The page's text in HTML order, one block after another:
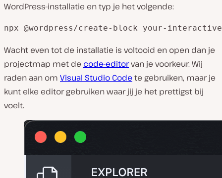
WordPress-installatie en typ je het volgende:
npx @wordpress/create-block your-
Wacht even tot de installatie is voltooid en open dan je
projectmap met de code-editorvan je voorkeur. Wij
raden aan om Visual Studio Code te gebruiken, maar je
kunt elke editor gebruiken waar jij je het prettigst bij
voelt.